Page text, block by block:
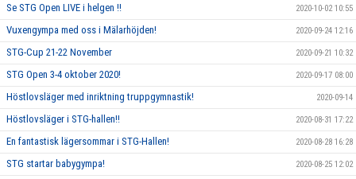
Se STG Open LIVE i helgen !! 2020-10-02 10:55
Vuxengympa med oss i Mälarhöjden! 2020-09-24 12:16
STG-Cup 21-22 November 2020-09-21 10:32
STG Open 3-4 oktober 2020! 2020-09-17 08:00
Höstlovsläger med inriktning truppgymnastik! 2020-09-14
Höstlovsläger i STG-hallen!! 2020-08-31 17:22
En fantastisk lägersommar i STG-Hallen! 2020-08-28 16:28
STG startar babygympa! 2020-08-25 12:02